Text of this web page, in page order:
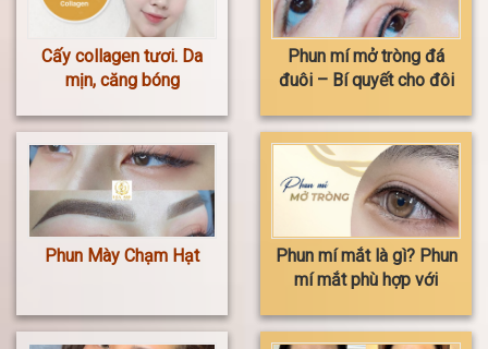
Cấy collagen tươi. Da
mịn, căng bóng
Phun mí mở tròng đá
đuôi – Bí quyết cho đôi
tự nhiên
Phun Mày Chạm Hạt
Phun mí mắt là gì? Phun
mí mắt phù hợp với
ham rẻ không?